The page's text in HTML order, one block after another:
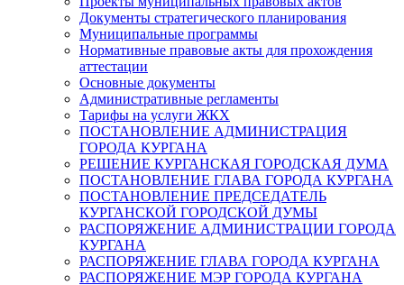
Документы стратегического планирования
Муниципальные программы
Нормативные правовые акты для прохождения
аттестации
Основные документы
Административные регламенты
Тарифы на услуги ЖКХ
ПОСТАНОВЛЕНИЕ АДМИНИСТРАЦИЯ
ГОРОДА КУРГАНА
РЕШЕНИЕ КУРГАНСКАЯ ГОРОДСКАЯ ДУМА
ПОСТАНОВЛЕНИЕ ГЛАВА ГОРОДА КУРГАНА
ПОСТАНОВЛЕНИЕ ПРЕДСЕДАТЕЛЬ
КУРГАНСКОЙ ГОРОДСКОЙ ДУМЫ
РАСПОРЯЖЕНИЕ АДМИНИСТРАЦИИ ГОРОДА
КУРГАНА
РАСПОРЯЖЕНИЕ ГЛАВА ГОРОДА КУРГАНА
РАСПОРЯЖЕНИЕ МЭР ГОРОДА КУРГАНА